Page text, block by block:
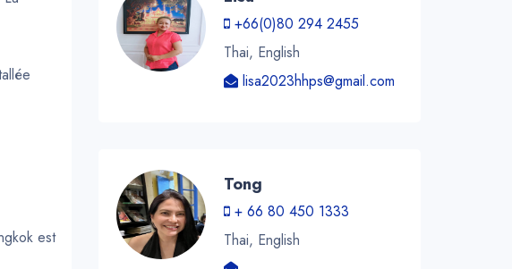
est
+66(0)80 294 2455
Thai, English
lisa2023hhps@gmail.com
Tong
+ 66 80 450 1333
Thai, English